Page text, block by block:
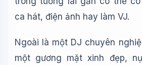
ca hát, điện ảnh hay làm VJ.
Ngoài là một DJ chuyên
một gương mặt xinh đẹp,